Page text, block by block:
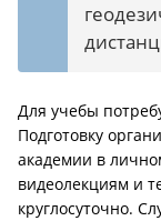
Для учебы
Подготовку
академии в
видеолекциям и
круглосуточно.